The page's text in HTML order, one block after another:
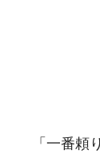
「一番